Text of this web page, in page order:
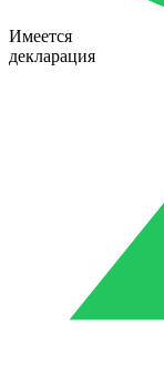
Имеется
декларация